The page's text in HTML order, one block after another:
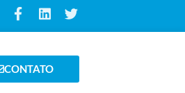
CONTATO